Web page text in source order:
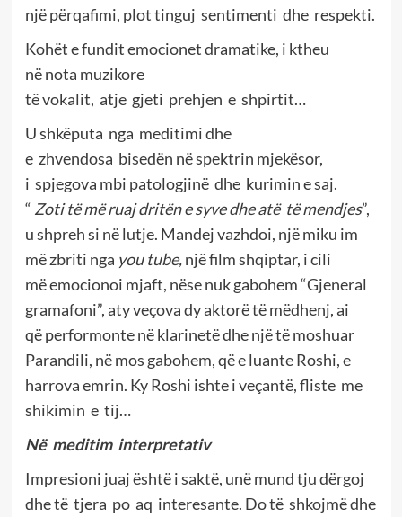
një përqafimi, plot tinguj sentimenti dhe respekti.
Kohët e fundit emocionet dramatike, i ktheu
në nota muzikore
të vokalit, atje gjeti prehjen e shpirtit…
U shkëputa nga meditimi dhe
e zhvendosa bisedën në spektrin mjekësor,
i spjegova mbi patologjinë dhe kurimin e saj.
“ Zoti tëmëruaj dritën e syve dhe atëtëmendjes”,
u shpreh si në lutje. Mandej vazhdoi, një miku im
më zbriti nga you tube,një film shqiptar, i cili
më emocionoi mjaft, nëse nuk gabohem “Gjeneral
gramafoni”, aty veçova dy aktorë të mëdhenj, ai
që performonte në klarinetë dhe një të moshuar
Parandili, në mos gabohem, që e luante Roshi, e
harrova emrin. Ky Roshi ishte i veçantë, fliste me
shikimin e tij…
Nëmeditim interpretativ
Impresioni juaj është i saktë, unë mund tju dërgoj
dhe të tjera po aq interesante. Do të shkojmë dhe